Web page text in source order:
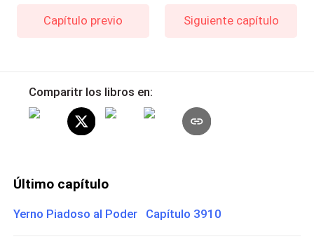
Capítulo previo Siguiente capítulo
Comparitr los libros en:
Último capítulo
Yerno Piadoso al Poder Capítulo 3910